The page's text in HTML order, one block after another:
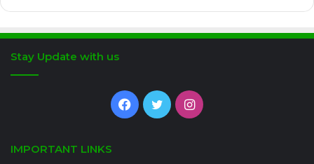
Stay Update with us
Facebook
TwitterInstagram
IMPORTANT LINKS